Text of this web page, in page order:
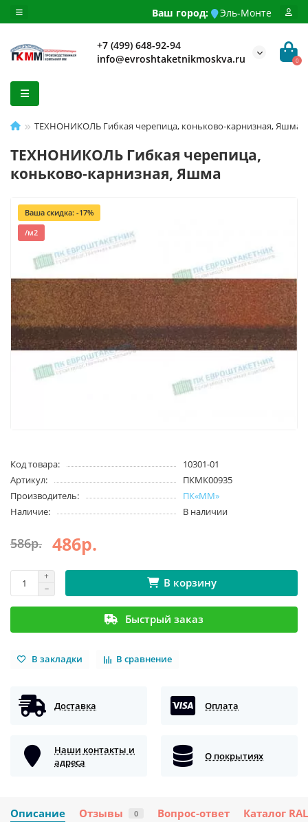
Ваш город: Эль-Монте
+7 (499) 648-92-94
info@evroshtaketnikmoskva.ru
0
ТЕХНОНИКОЛЬ Гибкая черепица, коньково-карнизная, Яшма
ТЕХНОНИКОЛЬ Гибкая черепица,
коньково-карнизная, Яшма
Ваша скидка: -17%
/м2
Код товара:
10301-01
Артикул:
ПКМК00935
Производитель:
ПК«ММ»
Наличие:
В наличии
586р. 486р.
В корзину
Быстрый заказ
В закладки В сравнение
Доставка Оплата
Наши контакты и
адреса
О покрытиях
Описание Отзывы 0 Вопрос-ответ Каталог RAL